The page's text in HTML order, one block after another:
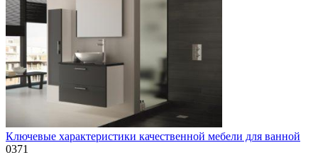
Ключевые характеристики качественной мебели для ванной
0371